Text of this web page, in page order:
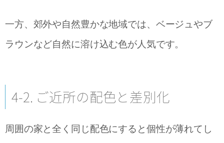
一方、郊外や自然豊かな地域では、ベージュやブ
ラウンなど自然に溶け込む色が人気です。
4-2. ご近所の配色と差別化
周囲の家と全く同じ配色にすると個性が薄れてし